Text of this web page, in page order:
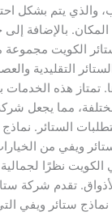
والذي يتم بشكل
بالإضافة
الكويت مجموعة
التقليدية
تمتاز هذه الخدمات
مما يجعل
الستائر.
ويفي من
الكويت نظرًا
تقدم شركة
ستائر ويفي